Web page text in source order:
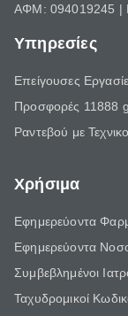
ΑΦΜ: 094019245 |
Υπηρεσίες
Επείγουσες
Προσφορές 11888
Ραντεβού με
Χρήσιμα
Εφημερεύοντα
Εφημερεύοντα
Συμβεβλημένοι
Ταχυδρομικοί